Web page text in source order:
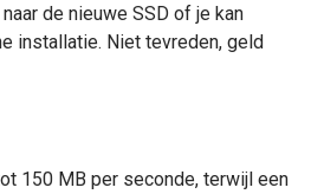
de nieuwe SSD of je kan
installatie. Niet tevreden, geld
150 MB per seconde, terwijl een